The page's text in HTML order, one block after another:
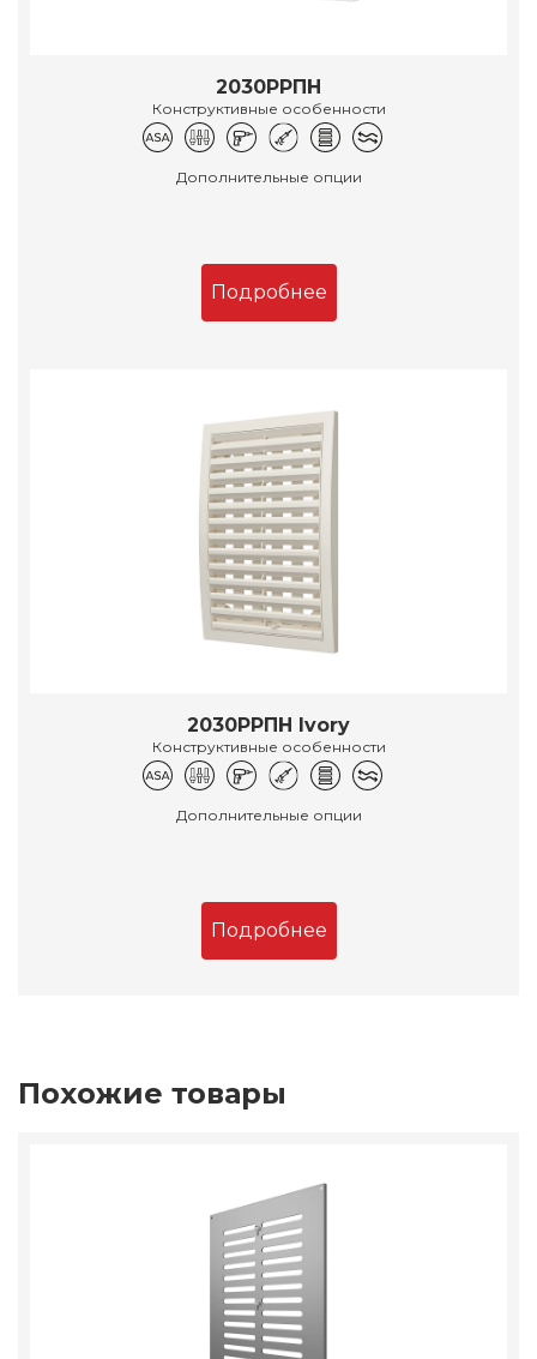
2030РРПН
Конструктивные особенности
Дополнительные опции
Подробнее
2030РРПН Ivory
Конструктивные особенности
Дополнительные опции
Подробнее
Похожие товары